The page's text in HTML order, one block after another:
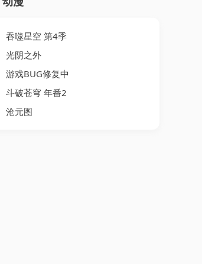
吞噬星空 第4季
光阴之外
游戏BUG修复中
斗破苍穹 年番2
沧元图